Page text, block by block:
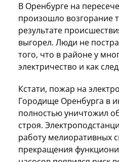
В Оренбурге на
произошло возгорание
результате
выгорел. Люди не
того, что в районе у
электричество и как
Кстати, пожар на
Городище Оренбурга в
полностью уничтожил
строя.
работу мелиоративных
прекращения